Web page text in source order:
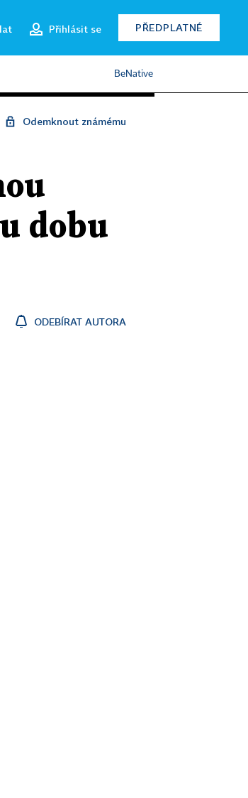
Přihlásit se PŘEDPLATNÉ
BeNative
Odemknout známému
dobu
ODEBÍRAT AUTORA